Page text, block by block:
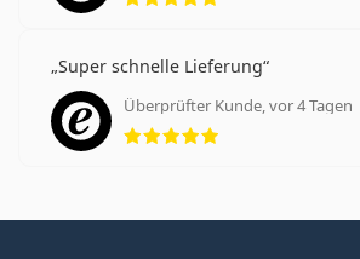
Super schnelle Lieferung
Überprüfter Kunde, vor 4 Tagen
Bewertung 5